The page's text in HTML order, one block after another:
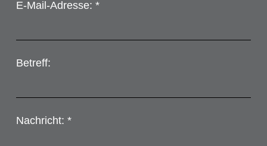
E-Mail-Adresse: *
Betreff:
Nachricht: *